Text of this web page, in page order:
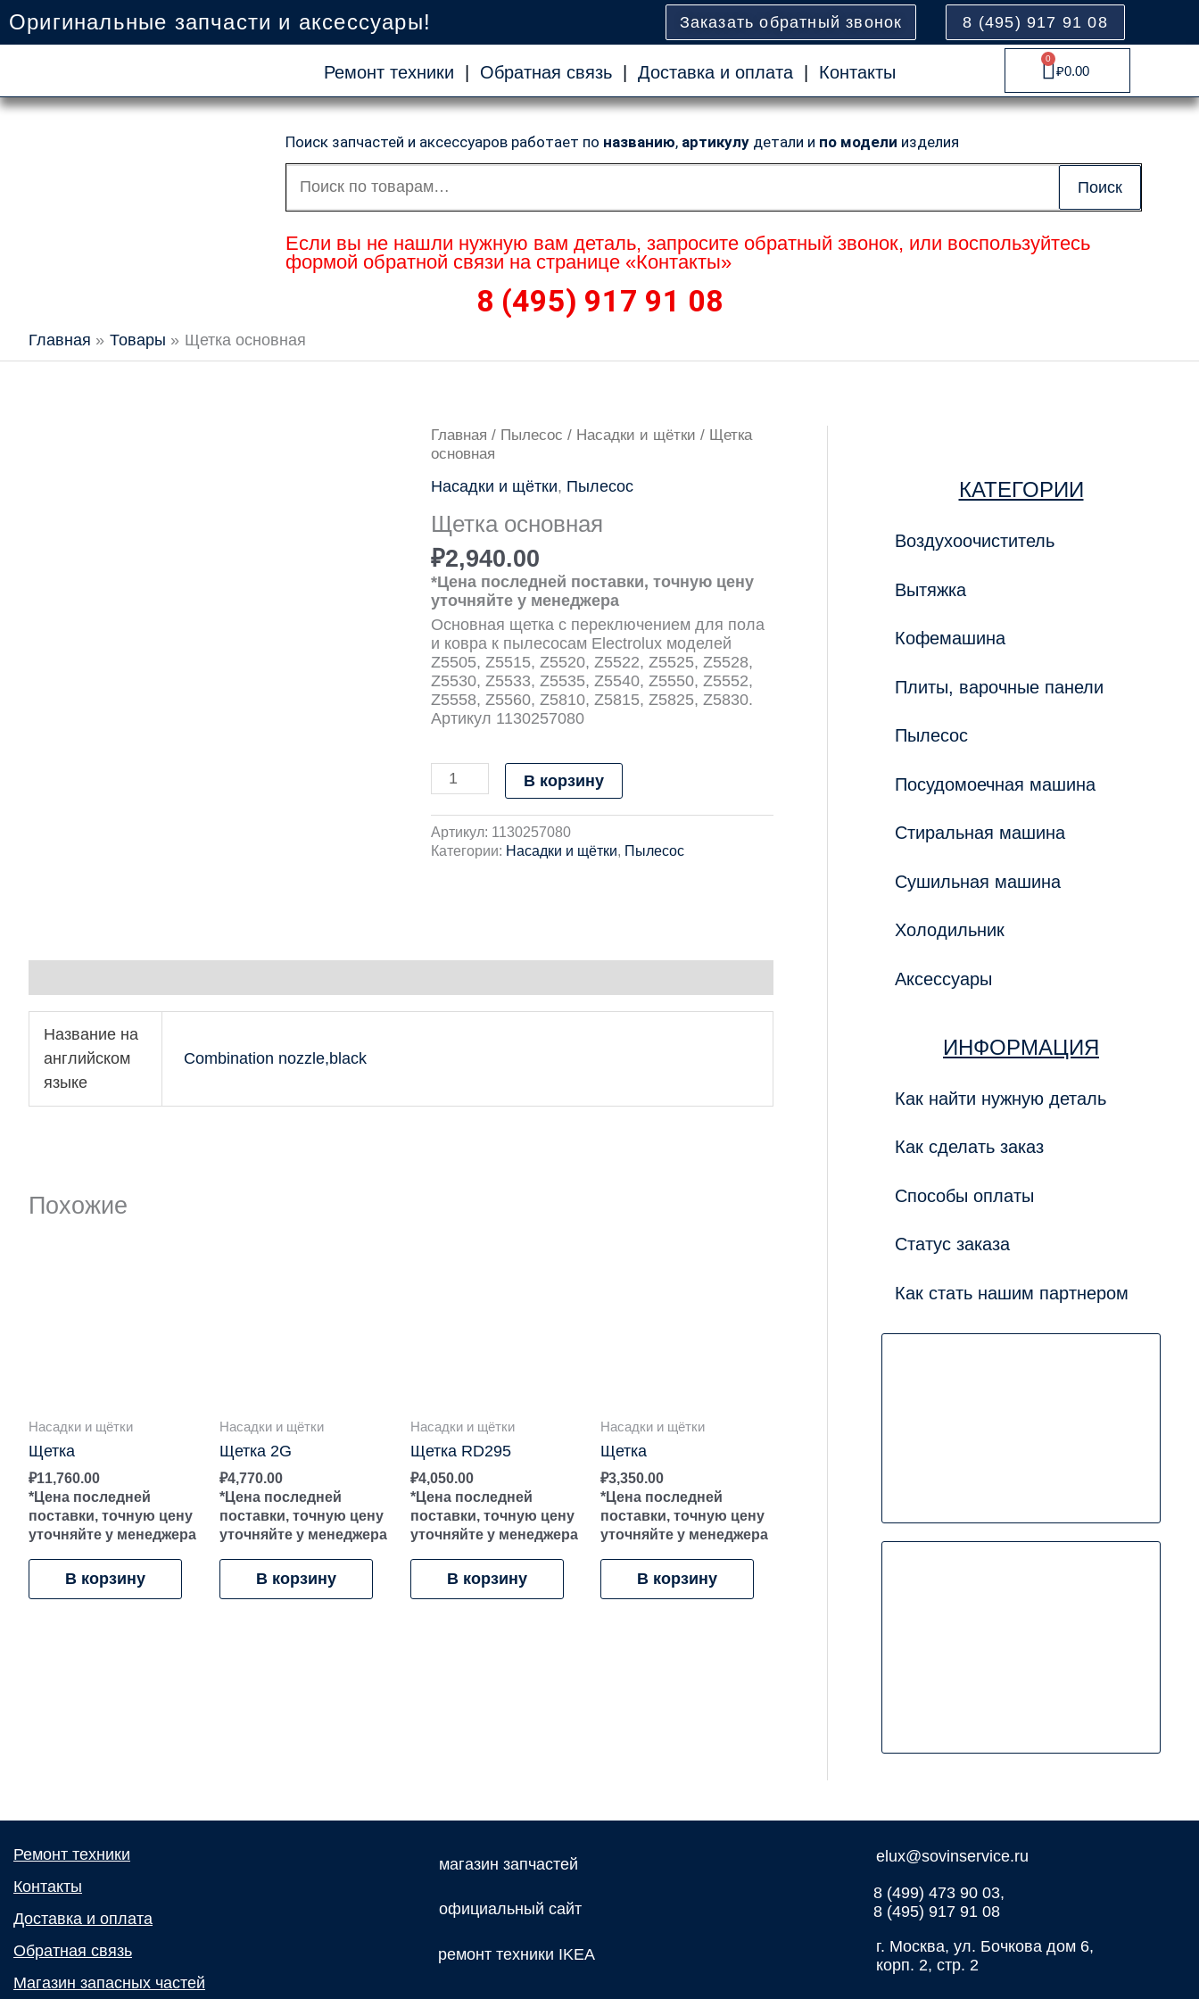
содержимому
Оригинальные запчасти и аксессуары! Заказать обратный звонок 8 (495) 917 91 08
Ремонт техники | Обратная связь| Доставка и оплата| Контакты ₽0.00
0
Cart
Поиск запчастей и аксессуаров работает по названию, артикулу детали и по модели изделия
Искать:
Поиск
Если вы не нашли нужную вам деталь, запросите обратный звонок, или воспользуйтесь
формой обратной связи на странице «Контакты»
8 (495) 917 91 08
Главная Товары Щетка основная
Главная / Пылесос / Насадки и щётки / Щетка
основная
Насадки и щётки, Пылесос
Щетка основная
₽2,940.00
*Цена последней поставки, точную цену
уточняйте у менеджера
Основная щетка с переключением для пола
и ковра к пылесосам Electrolux моделей
Z5505, Z5515, Z5520, Z5522, Z5525, Z5528,
Z5530, Z5533, Z5535, Z5540, Z5550, Z5552,
Z5558, Z5560, Z5810, Z5815, Z5825, Z5830.
Артикул 1130257080
Количество
товара
основная
В корзину
Артикул: 1130257080
Категории: Насадки и щётки, Пылесос
Название на
английском
языке
Combination nozzle,black
Похожие
Насадки и щётки
Щетка
₽11,760.00
*Цена последней
поставки, точную цену
уточняйте у менеджера
В корзину
Насадки и щётки
Щетка 2G
₽4,770.00
*Цена последней
поставки, точную цену
уточняйте у менеджера
В корзину
Насадки и щётки
Щетка RD295
₽4,050.00
*Цена последней
поставки, точную цену
уточняйте у менеджера
В корзину
Насадки и щётки
Щетка
₽3,350.00
*Цена последней
поставки, точную цену
уточняйте у менеджера
В корзину
КАТЕГОРИИ
Воздухоочиститель
Вытяжка
Кофемашина
Плиты, варочные панели
Пылесос
Посудомоечная машина
Стиральная машина
Сушильная машина
Холодильник
Аксессуары
ИНФОРМАЦИЯ
Как найти нужную деталь
Как сделать заказ
Способы оплаты
Статус заказа
Как стать нашим партнером
Ремонт техники
Контакты
Доставка и оплата
Обратная связь
Магазин запасных частей
магазин запчастей
официальный сайт
ремонт техники IKEA
elux@sovinservice.ru
8 (499) 473 90 03,
8 (495) 917 91 08
г. Москва, ул. Бочкова дом 6,
корп. 2, стр. 2